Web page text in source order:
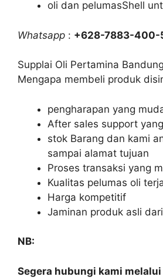
oli dan pelumasShell
Whatsapp : +628-7883-400-
Supplai Oli Pertamina Bandung
Mengapa membeli produk
pengharapan yang
After sales support
stok Barang dan kami
sampai alamat tujuan
Proses transaksi yang
Kualitas pelumas oli
Harga kompetitif
Jaminan produk asli
NB:
Segera hubungi kami melalui